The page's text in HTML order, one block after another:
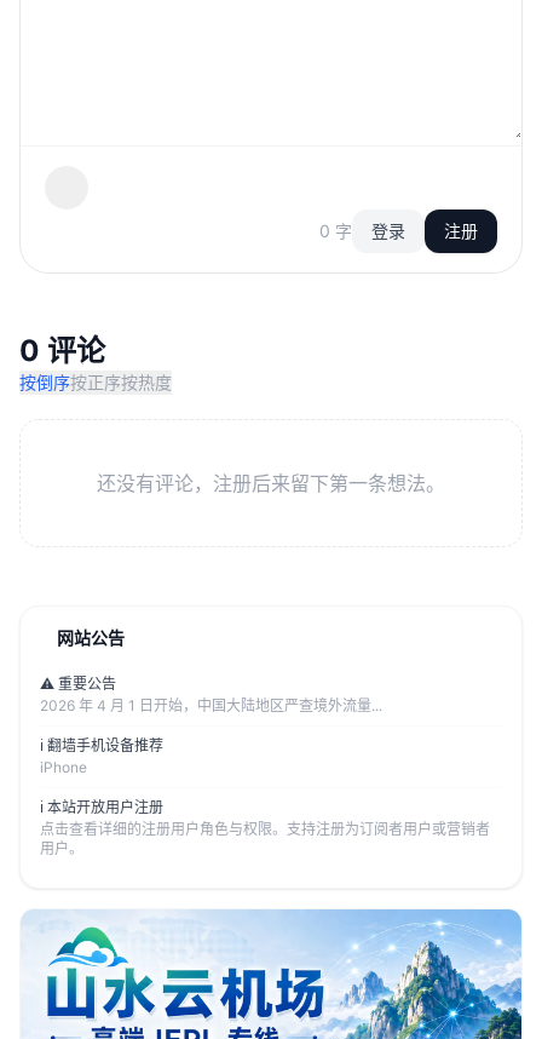
0 字 登录 注册
0 评论
按倒序按正序按热度
还没有评论，注册后来留下第一条想法。
网站公告
⚠️ 重要公告
2026 年 4 月 1 日开始，中国大陆地区严查境外流量...
ℹ️ 翻墙手机设备推荐
iPhone
ℹ️ 本站开放用户注册
点击查看详细的注册用户角色与权限。支持注册为订阅者用户或营销者
用户。